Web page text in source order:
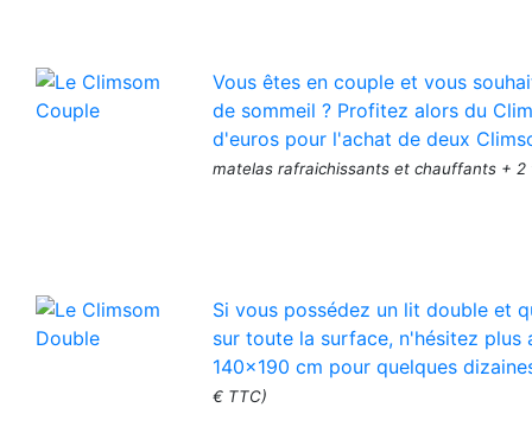
Vous êtes en couple et vous
de sommeil ? Profitez alors du
d'euros pour l'achat de deux
matelas rafraichissants et chauffants + 2
Si vous possédez un lit double et
sur toute la surface, n'hésitez plus
140x190 cm pour quelques
€ TTC)